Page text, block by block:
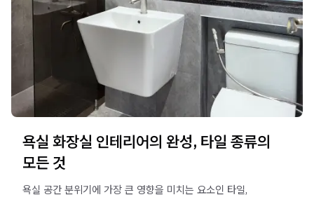
욕실 화장실 인테리어의 완성, 타일 종류의
모든 것
욕실 공간 분위기에 가장 큰 영향을 미치는 요소인 타일,